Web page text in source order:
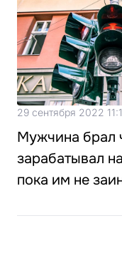
29 сентября 2022
Мужчина брал
зарабатывал
пока им не